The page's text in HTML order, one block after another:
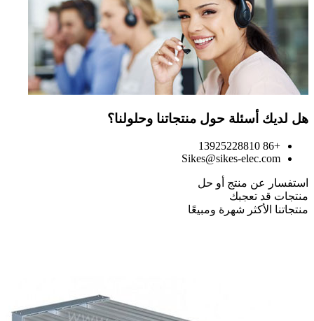
هل لديك أسئلة حول منتجاتنا وحلولنا؟
+86 13925228810
Sikes@sikes-elec.com
استفسار عن منتج أو حل
منتجات قد تعجبك
منتجاتنا الأكثر شهرة ومبيعًا